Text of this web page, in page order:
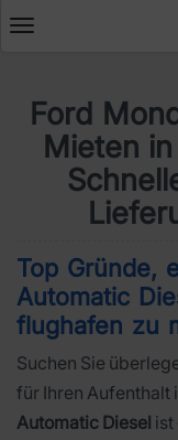
Deschide
Ford
Mieten
Top Gründe,
Automatic
flughafen zu
Suchen Sie
für Ihren Aufenthalt
Automatic Diesel ist